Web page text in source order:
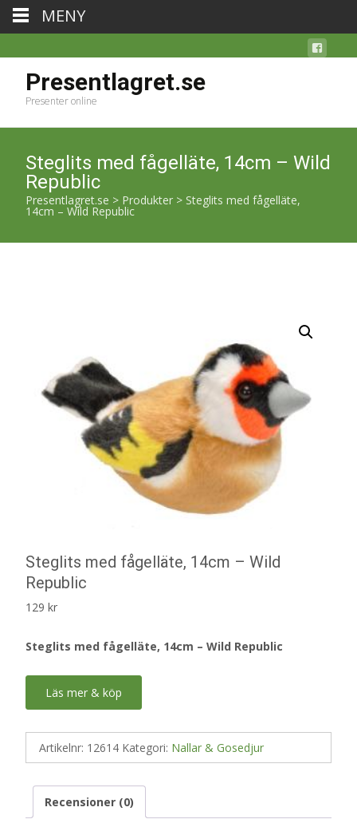
Presentlagret.se
Presenter online
Steglits med fågelläte, 14cm – Wild
Republic
Presentlagret.se > Produkter > Steglits med fågelläte,
14cm – Wild Republic
Steglits med fågelläte, 14cm – Wild
Republic
129 kr
Steglits med fågelläte, 14cm – Wild Republic
Läs mer & köp
Artikelnr: 12614 Kategori: Nallar & Gosedjur
Recensioner (0)
MENY